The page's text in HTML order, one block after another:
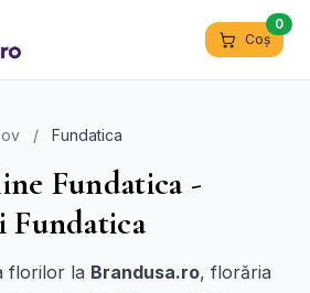
Coș
0
/ Fundatica
Fundatica -
florilor la Brandusa.ro, florăria